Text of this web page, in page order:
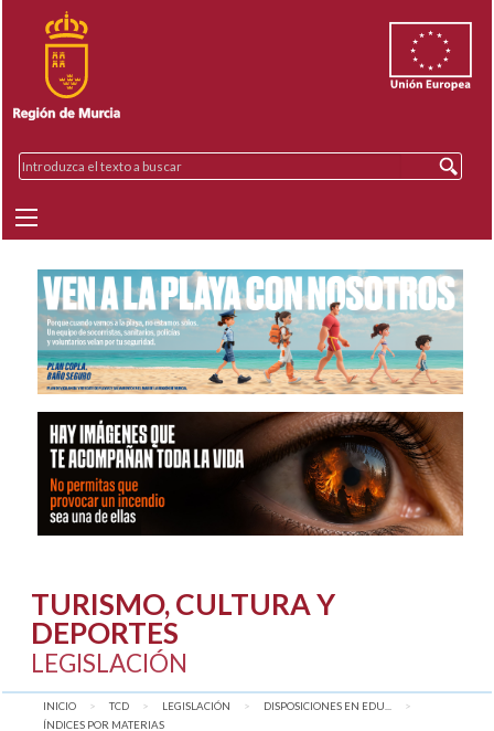
TURISMO, CULTURA Y
DEPORTES
LEGISLACIÓN
INICIO TCD LEGISLACIÓN
DISPOSICIONES EN EDU...
AQUÍ:
ÍNDICES POR MATERIAS